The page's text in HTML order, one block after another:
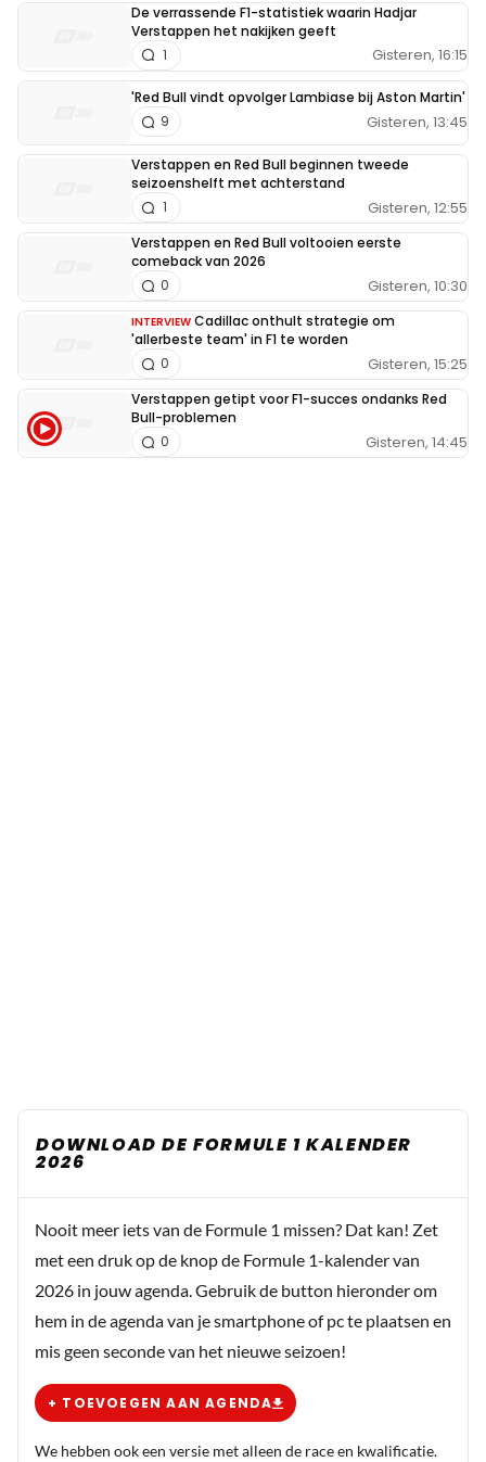
De verrassende F1-statistiek waarin Hadjar
Verstappen het nakijken geeft
Gisteren, 16:15
1
'Red Bull vindt opvolger Lambiase bij Aston Martin'
Gisteren, 13:45
9
Verstappen en Red Bull beginnen tweede
seizoenshelft met achterstand
Gisteren, 12:55
1
Verstappen en Red Bull voltooien eerste
comeback van 2026
Gisteren, 10:30
0
INTERVIEW Cadillac onthult strategie om
'allerbeste team' in F1 te worden
Gisteren, 15:25
0
Verstappen getipt voor F1-succes ondanks Red
Bull-problemen
Gisteren, 14:45
0
DOWNLOAD DE FORMULE 1 KALENDER
2026
Nooit meer iets van de Formule 1 missen? Dat kan! Zet
met een druk op de knop de Formule 1-kalender van
2026 in jouw agenda. Gebruik de button hieronder om
hem in de agenda van je smartphone of pc te plaatsen en
mis geen seconde van het nieuwe seizoen!
+ TOEVOEGEN AAN AGENDA
We hebben ook een versie met alleen de race en kwalificatie.